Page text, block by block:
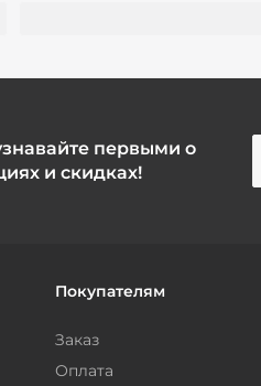
первыми о
и скидках!
Покупателям
Заказ
Оплата